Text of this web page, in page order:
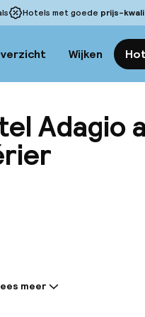
Hotels met goede prijs-
Wijken
Adagio
gedeeld
meer